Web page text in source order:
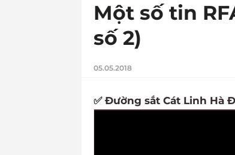
Một số tin
số 2)
05.05.2018
✅ Đường sắt Cát Linh Hà